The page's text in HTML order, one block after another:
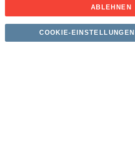
Urheberrecht © 2026 myfitmix.
Erstellt von
ABLEHNEN
COOKIE-EINSTELLUNGEN